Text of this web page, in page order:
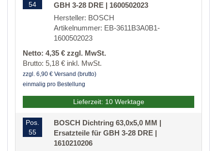
54
GBH 3-28 DRE | 1600502023
Hersteller: BOSCH
Artikelnummer: EB-3611B3A0B1-
1600502023
Netto: 4,35 € zzgl. MwSt.
Brutto: 5,18 € inkl. MwSt.
zzgl. 6,90 € Versand (brutto)
einmalig pro Bestellung
Lieferzeit: 10 Werktage
Pos.
55
BOSCH Dichtring 63,0x5,0 MM |
Ersatzteile für GBH 3-28 DRE |
1610210206